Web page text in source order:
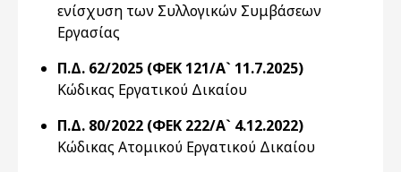
ενίσχυση των Συλλογικών Συμβάσεων
Εργασίας
Π.Δ. 62/2025 (ΦΕΚ 121/Α` 11.7.2025)
Κώδικας Εργατικού Δικαίου
Π.Δ. 80/2022 (ΦΕΚ 222/Α` 4.12.2022)
Κώδικας Ατομικού Εργατικού Δικαίου